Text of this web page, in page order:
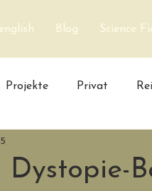
Blog Science
Projekte Privat
Dystopie-